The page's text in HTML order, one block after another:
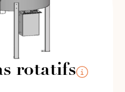
rotatifs